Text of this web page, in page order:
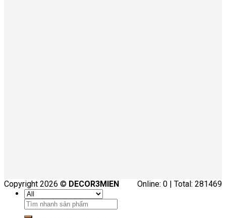
Online: 0 | Total: 281469
Copyright 2026 © DECOR3MIEN
Tìm
kiếm: